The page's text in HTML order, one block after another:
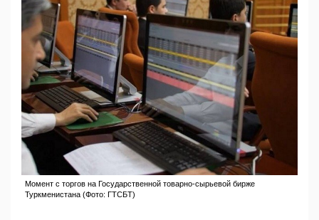
Момент с торгов на Государственной товарно-сырьевой бирже
Туркменистана (Фото: ГТСБТ)